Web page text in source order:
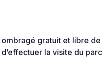
ombragé gratuit et libre de
la visite du parc